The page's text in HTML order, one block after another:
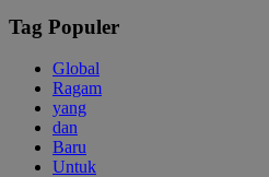
Tag Populer
Global
Ragam
yang
dan
Baru
Untuk